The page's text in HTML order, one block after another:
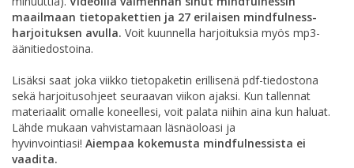
maailmaan tietopakettien ja 27 erilaisen mindfulness-
harjoituksen avulla. Voit kuunnella harjoituksia myös mp3-
äänitiedostoina.
Lisäksi saat joka viikko tietopaketin erillisenä pdf-tiedostona
sekä harjoitusohjeet seuraavan viikon ajaksi. Kun tallennat
materiaalit omalle koneellesi, voit palata niihin aina kun haluat.
Lähde mukaan vahvistamaan läsnäoloasi ja
hyvinvointiasi! Aiempaa kokemusta mindfulnessista ei
vaadita.